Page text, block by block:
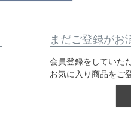
まだご登録がお
会員登録をしていた
お気に入り商品をご